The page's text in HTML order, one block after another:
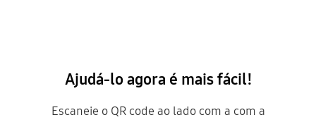
Ajudá-lo agora é mais fácil!
Escaneie o QR code ao lado com a com a